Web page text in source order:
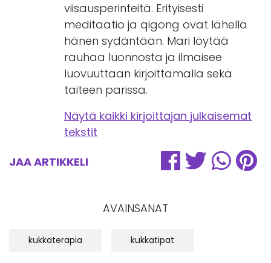
viisausperinteitä. Erityisesti
meditaatio ja qigong ovat lähellä
hänen sydäntään. Mari löytää
rauhaa luonnosta ja ilmaisee
luovuuttaan kirjoittamalla sekä
taiteen parissa.
Näytä kaikki kirjoittajan julkaisemat
tekstit
JAA ARTIKKELI
AVAINSANAT
kukkaterapia kukkatipat